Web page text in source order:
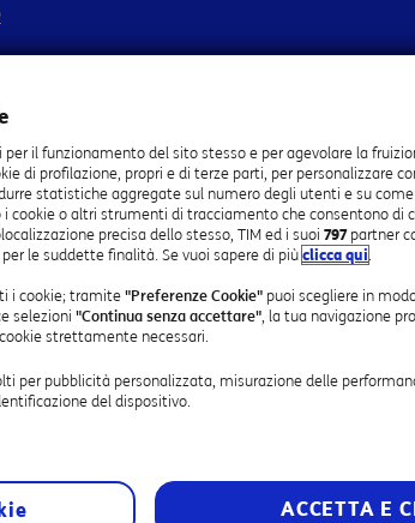
sensibilizzati e formati contro la violenza di
che ha la sensibilità e gli strumenti per
il funzionamento del sito stesso e per agevolare la
di profilazione, propri e di terze parti, per personalizzare
statistiche aggregate sul numero degli utenti e su
o altri strumenti di tracciamento che consentono di
precisa dello stesso, TIM ed i suoi 797partner
le suddette finalità. Se vuoi sapere di più clicca qui.
i cookie; tramite "Preferenze Cookie" puoi scegliere in
selezioni "Continua senza accettare", la tua navigazione
strettamente necessari.
per pubblicità personalizzata, misurazione delle
del dispositivo.
ACCETTA E